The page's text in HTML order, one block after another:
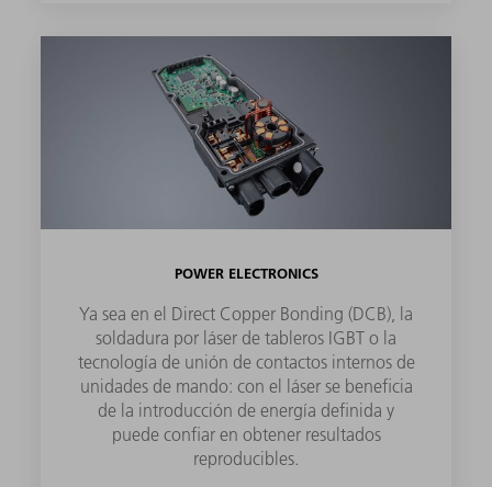
POWER ELECTRONICS
Ya sea en el Direct Copper Bonding (DCB), la
soldadura por láser de tableros IGBT o la
tecnología de unión de contactos internos de
unidades de mando: con el láser se beneficia
de la introducción de energía definida y
puede confiar en obtener resultados
reproducibles.